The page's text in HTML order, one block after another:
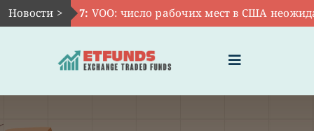
Skip
to
Новости >
Авг 7:VOO: число рабочих мест в США
Toggle
Navigation